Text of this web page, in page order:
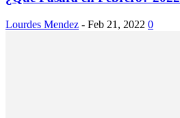
Lourdes Mendez - Feb 21, 2022 0